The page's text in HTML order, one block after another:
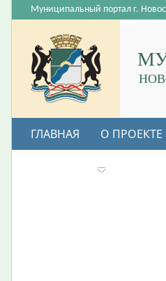
Муниципальный портал г.
ГЛАВНАЯ О ПРОЕКТЕ